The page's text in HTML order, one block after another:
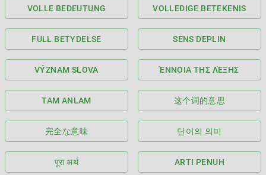
VOLLE BEDEUTUNG VOLLEDIGE BETEKENIS
FULL BETYDELSE SENS DEPLIN
VÝZNAM SLOVA ΈΝΝΟΙΑ ΤΗΣ ΛΈΞΗΣ
TAM ANLAM 这个词的意思
完全な意味 단어의 의미
पूरा अर्थ ARTI PENUH